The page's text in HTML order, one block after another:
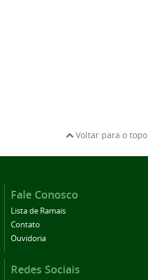
Voltar para o topo
Fale Conosco
Lista de Ramais
Contato
Ouvidoria
Redes Sociais